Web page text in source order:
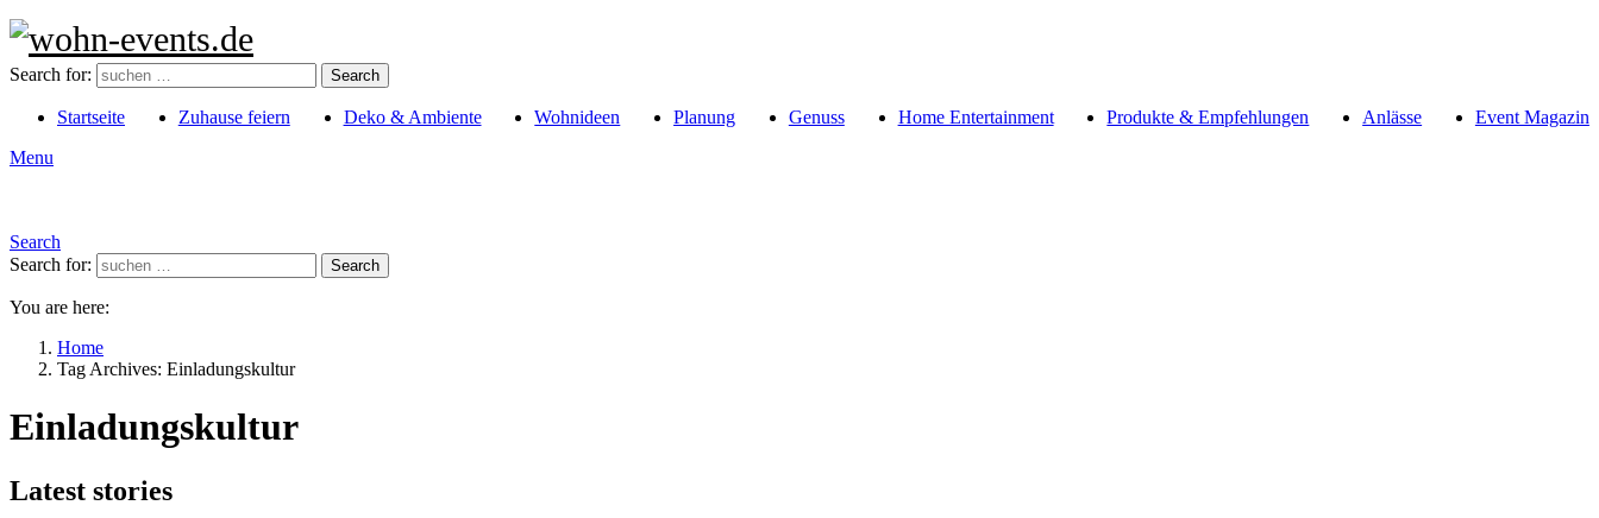
Search for: Search
Startseite Zuhause feiern Deko & Ambiente Wohnideen Planung Genuss Home Entertainment Produkte & Empfehlungen Anlässe
Event Magazin
Menu
Search
Search for:
Search
You are here:
Home
Tag Archives: Einladungskultur
Einladungskultur
Latest stories